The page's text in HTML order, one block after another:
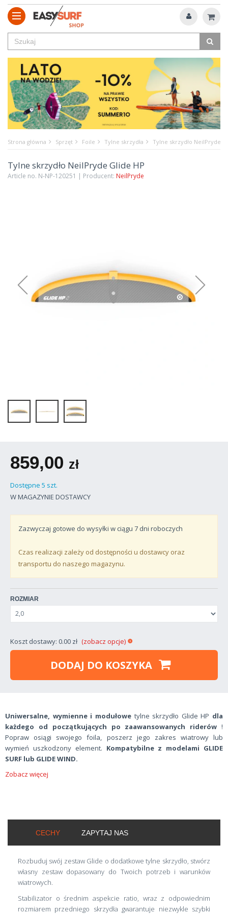
Strona główna Sprzęt Foile Tylne skrzydła Tylne skrzydło NeilPryde
Tylne skrzydło NeilPryde Glide HP
Article no. N-NP-120251 | Producent: NeilPryde
859,00 zł
Dostępne 5 szt.
W MAGAZYNIE DOSTAWCY
Zazwyczaj gotowe do wysyłki w ciągu 7 dni roboczych
Czas realizacji zależy od dostępności u dostawcy oraz
transportu do naszego magazynu.
ROZMIAR
Koszt dostawy: 0.00 zł (zobacz opcje)
DODAJ DO KOSZYKA
Uniwersalne, wymienne i modułowetylne skrzydło Glide HP dla
każdego od początkujących po zaawansowanych riderów !
Popraw osiągi swojego foila, poszerz jego zakres wiatrowy lub
wymień uszkodzony element. Kompatybilne z modelami GLIDE
SURF lub GLIDE WIND.
Zobacz więcej
CECHY ZAPYTAJ NAS
Rozbuduj swój zestaw Glide o dodatkowe tylne skrzydło, stwórz
własny zestaw dopasowany do Twoich potrzeb i warunków
wiatrowych.
Stabilizator o średnim aspekcie ratio, wraz z odpowiednim
rozmiarem przedniego skrzydła gwarantuje niezwykle szybki